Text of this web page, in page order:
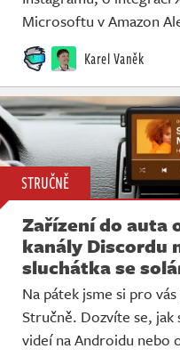
Microsoftu v Amazon
Karel Vaněk
STRUČNĚ
Zařízení do auta
kanály Discordu
sluchátka se
Na pátek jsme si pro
Stručně. Dozvíte se,
videí na Androidu nebo